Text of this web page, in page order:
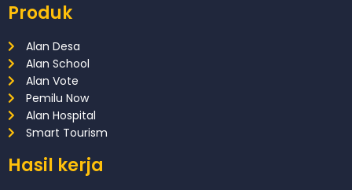
Produk
Alan Desa
Alan School
Alan Vote
Pemilu Now
Alan Hospital
Smart Tourism
Hasil kerja